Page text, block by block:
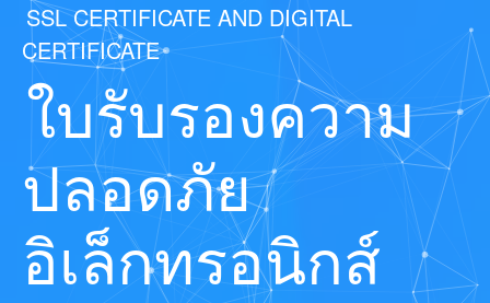
SSL CERTIFICATE AND DIGITAL
CERTIFICATE
ใบรับรองความ
ปลอดภัย
อิเล็กทรอนิกส์